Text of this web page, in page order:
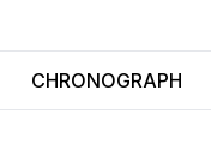
CHRONOGRAPH